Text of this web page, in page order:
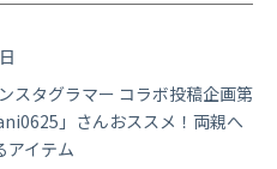
スタグラマー コラボ投稿企画第
」さんおススメ！両親へ
アイテム